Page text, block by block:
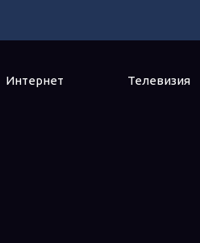
Интернет Телевизия